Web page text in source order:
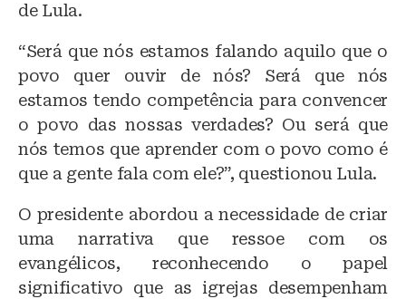
de Lula.
“Será que nós estamos falando aquilo que o
povo quer ouvir de nós? Será que nós
estamos tendo competência para convencer
o povo das nossas verdades? Ou será que
nós temos que aprender com o povo como é
que a gente fala com ele?”, questionou Lula.
O presidente abordou a necessidade de criar
uma narrativa que ressoe com os
evangélicos, reconhecendo o papel
significativo que as igrejas desempenham